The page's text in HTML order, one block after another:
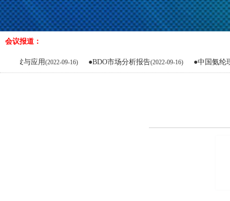
会议报道：
09-16) ●BDO市场分析报告(2022-09-16) ●中国氨纶现状及展望(2022-